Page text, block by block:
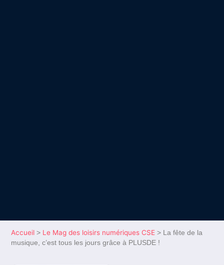
Accueil > Le Mag des loisirs numériques CSE >
La fête de la
musique, c’est tous les jours grâce à PLUSDE !